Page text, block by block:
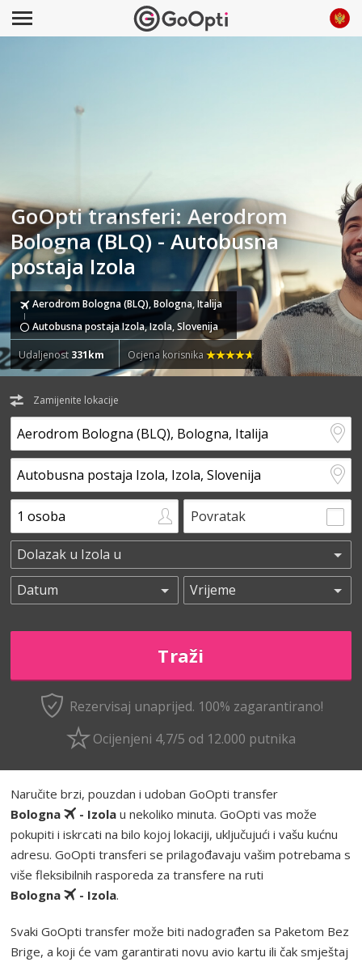
GoOpti transferi: Aerodrom
Bologna (BLQ) - Autobusna
postaja Izola
Aerodrom Bologna (BLQ), Bologna, Italija
Autobusna postaja Izola, Izola, Slovenija
Udaljenost 331km Ocjena korisnika
Zamijenite lokacije
Povratak
Rezervisaj unaprijed. 100% zagarantirano!
Ocijenjeni 4,7/5 od 12.000 putnika
Naručite brzi, pouzdan i udoban GoOpti transfer
Bologna
- Izola u nekoliko minuta. GoOpti vas može
pokupiti i iskrcati na bilo kojoj lokaciji, uključujući i vašu kućnu
adresu. GoOpti transferi se prilagođavaju vašim potrebama s
više fleksibilnih rasporeda za transfere na ruti
Bologna
- Izola.
Svaki GoOpti transfer može biti nadograđen sa Paketom Bez
Brige, a koji će vam garantirati novu avio kartu ili čak smještaj